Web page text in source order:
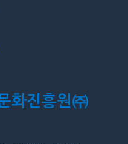
화진흥원㈜